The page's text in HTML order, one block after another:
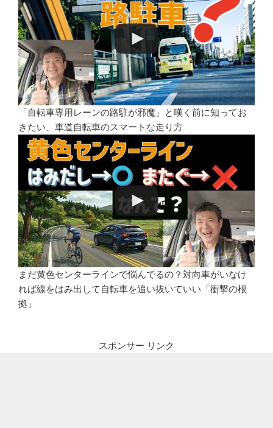
「自転車専用レーンの路駐が邪魔」と嘆く前に知ってお
きたい、車道自転車のスマートな走り方
まだ黄色センターラインで悩んでるの？対向車がいなけ
れば線をはみ出して自転車を追い抜いていい「衝撃の根
拠」
スポンサー リンク